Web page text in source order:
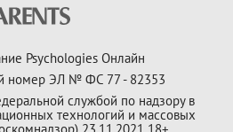
Psychologies Онлайн
номер ЭЛ № ФС 77 - 82353
службой по надзору в
технологий и массовых